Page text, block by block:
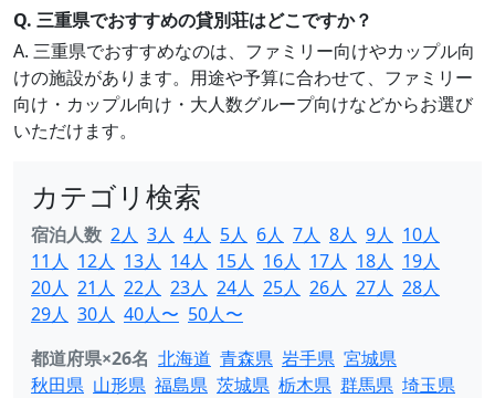
Q. 三重県でおすすめの貸別荘はどこですか？
A. 三重県でおすすめなのは、ファミリー向けやカップル向
けの施設があります。用途や予算に合わせて、ファミリー
向け・カップル向け・大人数グループ向けなどからお選び
いただけます。
カテゴリ検索
宿泊人数 2人 3人 4人 5人 6人 7人 8人 9人 10人
11人 12人 13人 14人 15人 16人 17人 18人 19人
20人 21人 22人 23人 24人 25人 26人 27人 28人
29人 30人 40人〜 50人〜
都道府県×26名 北海道 青森県 岩手県 宮城県
秋田県 山形県 福島県 茨城県 栃木県 群馬県 埼玉県